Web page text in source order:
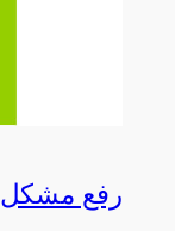
رفع مشکل No Command